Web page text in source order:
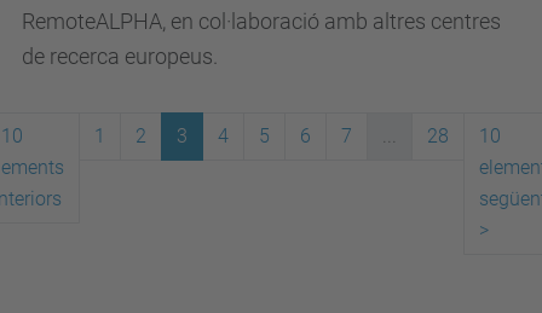
RemoteALPHA, en col·laboració amb altres centres
de recerca europeus.
10
1 2 3 4 5 6 7 ... 28
10
>